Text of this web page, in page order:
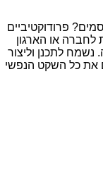
פרודוקטיביים
לחברה או הארגון
לתכנן וליצור
את כל השקט הנפשי